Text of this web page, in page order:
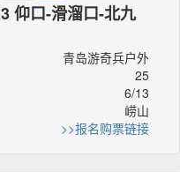
仰口-滑溜口-北九
青岛游奇兵户外
25
6/13
崂山
>>报名购票链接